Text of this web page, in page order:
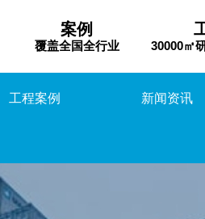
案例
覆盖全国全行业 30000㎡
工程案例 新闻资讯